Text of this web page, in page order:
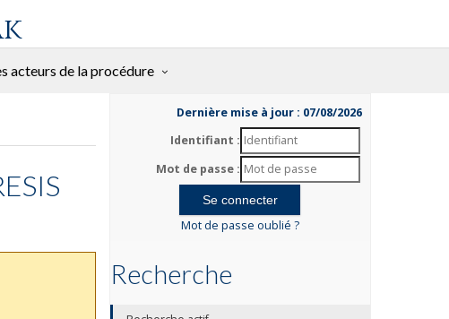
acteurs de la procédure
Dernière mise à jour : 07/08/2026
Identifiant :
Mot de passe :
Mot de passe oublié ?
Recherche